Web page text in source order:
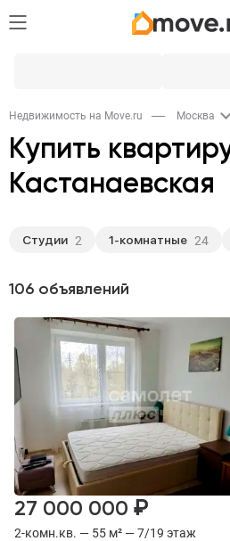
Недвижимость на Move.ru Москва
Купить
Кастанаевская
Студии 2 1-комнатные 24
3-комнатные 35
Апартаменты
1 Пентхаусы 1
Тип недвижимости
Квартиры в новостройке 56
Вторичка 50
Отделка
С косметическим ремонтом
Дизайнерские
26
106 объявлений
2-комн.кв. — 55 м² — 7/19 этаж
27 000 000 ₽